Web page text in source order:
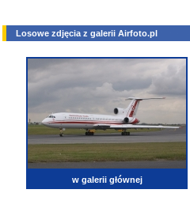
Losowe zdjęcia z galerii Airfoto.pl
w galerii głównej